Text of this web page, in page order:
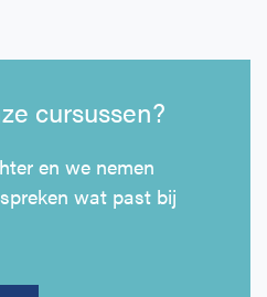
cursussen?
en we nemen
wat past bij